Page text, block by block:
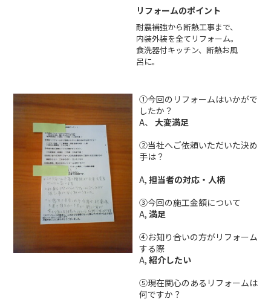
リフォームのポイント
耐震補強から断熱工事まで、
内装外装を全てリフォーム。
食洗器付キッチン、断熱お風
呂に。
①今回のリフォームはいかがで
したか？
A、 大変満足
②当社へご依頼いただいた決め
手は？
A, 担当者の対応・人柄
③今回の施工金額について
A, 満足
④お知り合いの方がリフォーム
する際
A, 紹介したい
⑤現在関心のあるリフォームは
何ですか？